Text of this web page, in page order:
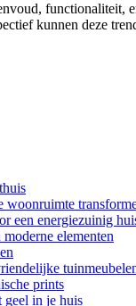
functionaliteit,
kunnen deze
woonruimte
een energiezuinig
elementen
prints
geel in je huis